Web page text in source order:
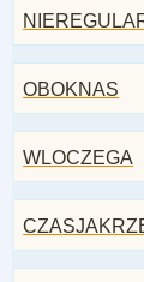
OBOKNAS
WLOCZEGA